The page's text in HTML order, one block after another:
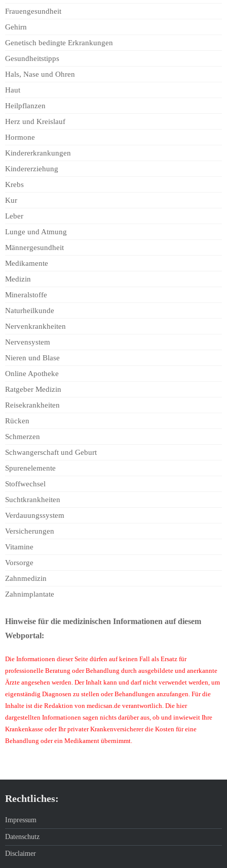
Frauengesundheit
Gehirn
Genetisch bedingte Erkrankungen
Gesundheitstipps
Hals, Nase und Ohren
Haut
Heilpflanzen
Herz und Kreislauf
Hormone
Kindererkrankungen
Kindererziehung
Krebs
Kur
Leber
Lunge und Atmung
Männergesundheit
Medikamente
Medizin
Mineralstoffe
Naturheilkunde
Nervenkrankheiten
Nervensystem
Nieren und Blase
Online Apotheke
Ratgeber Medizin
Reisekrankheiten
Rücken
Schmerzen
Schwangerschaft und Geburt
Spurenelemente
Stoffwechsel
Suchtkrankheiten
Verdauungssystem
Versicherungen
Vitamine
Vorsorge
Zahnmedizin
Zahnimplantate
Hinweise für die medizinischen Informationen auf diesem
Webportal:
Die Informationen dieser Seite dürfen auf keinen Fall als Ersatz für
professionelle Beratung oder Behandlung durch ausgebildete und anerkannte
Ärzte angesehen werden. Der Inhalt kann und darf nicht verwendet werden, um
eigenständig Diagnosen zu stellen oder Behandlungen anzufangen. Für die
Inhalte ist die Redaktion von medicsan.de verantwortlich. Die hier
dargestellten Informationen sagen nichts darüber aus, ob und inwieweit Ihre
Krankenkasse oder Ihr privater Krankenversicherer die Kosten für eine
Behandlung oder ein Medikament übernimmt.
Rechtliches:
Impressum
Datenschutz
Disclaimer